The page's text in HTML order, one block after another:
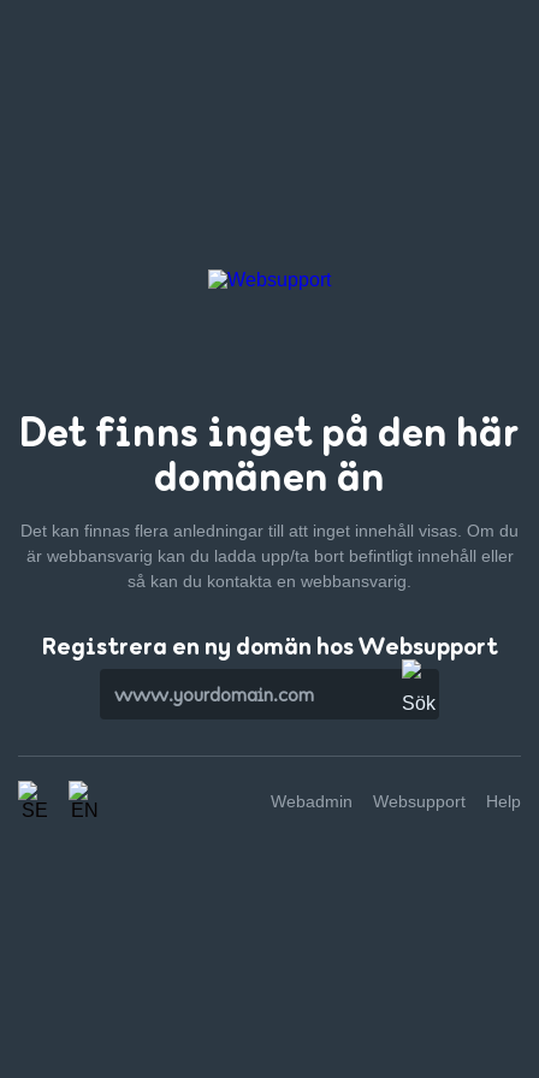
Det finns inget på den här
domänen än
Det kan finnas flera anledningar till att inget innehåll visas. Om du
är webbansvarig kan du ladda upp/ta bort befintligt innehåll eller
så kan du kontakta en webbansvarig.
Registrera en ny domän hos Websupport
Webadmin Websupport Help